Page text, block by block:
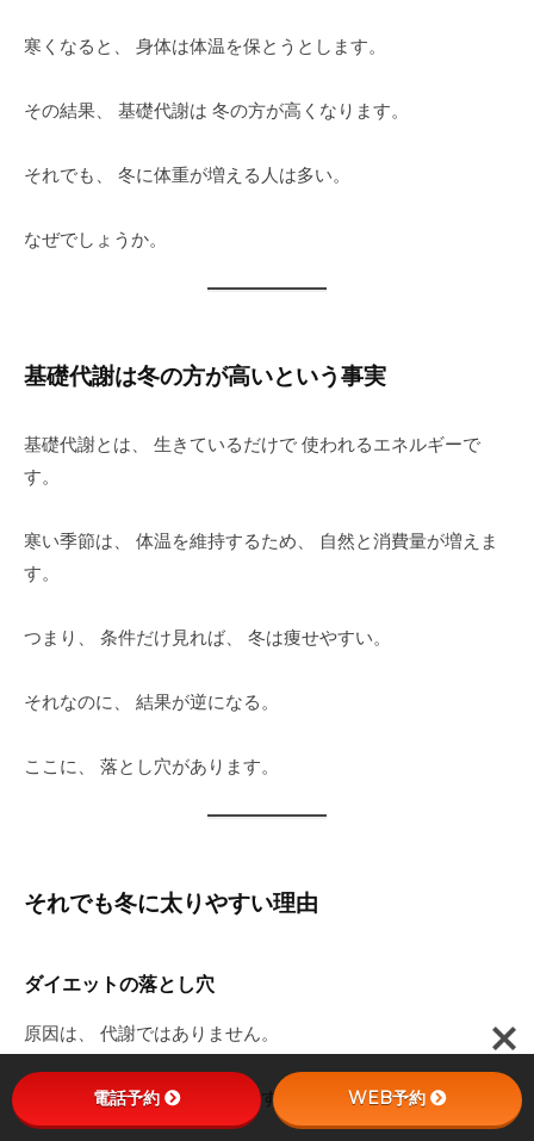
寒くなると、 身体は体温を保とうとします。
その結果、 基礎代謝は 冬の方が高くなります。
それでも、 冬に体重が増える人は多い。
なぜでしょうか。
基礎代謝は冬の方が高いという事実
基礎代謝とは、 生きているだけで 使われるエネルギーで
す。
寒い季節は、 体温を維持するため、 自然と消費量が増えま
す。
つまり、 条件だけ見れば、 冬は痩せやすい。
それなのに、 結果が逆になる。
ここに、 落とし穴があります。
それでも冬に太りやすい理由
ダイエットの落とし穴
原因は、 代謝ではありません。
多いのは、 次のような変化です。
電話予約 WEB予約